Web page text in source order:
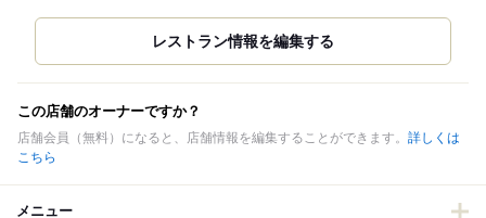
この店舗のオーナーですか？
店舗会員（無料）になると、店舗情報を編集することができます。 詳しくは
こちら
メニュー